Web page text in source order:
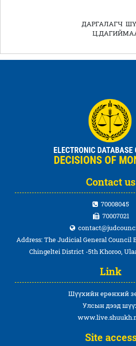
ДАРГАЛАГЧ
Contact us
70008045
70007021
Address: The Judicial General Council
Chingeltei District -5th Khoroo,
Link
Шүүхийн ерөнхий
Улсын дээд
Site